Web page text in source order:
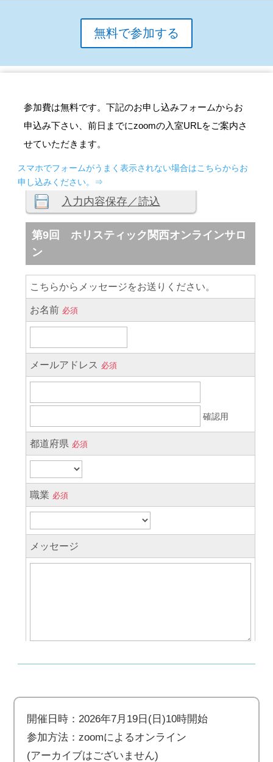
無料で参加する
参加費は無料です。下記のお申し込みフォームからお
申込み下さい、前日までにzoomの入室URLをご案内さ
せていただきます。
スマホでフォームがうまく表示されない場合はこちらからお
申し込みください。⇒
開催日時：2026年7月19日(日)10時開始
参加方法：zoomによるオンライン
(アーカイブはございません)